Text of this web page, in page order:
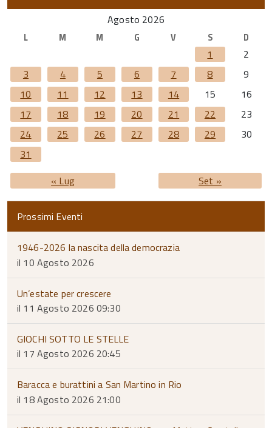
Agosto 2026
L M M G V S D
1
2
3
4 5 6 7 8
9
10
11 12 13 14 15
16
17
18 19 20 21 22
23
24
25 26 27 28 29
30
31
« Lug
Set »
Prossimi Eventi
1946-2026 la nascita della democrazia
il 10 Agosto 2026
Un’estate per crescere
il 11 Agosto 2026 09:30
GIOCHI SOTTO LE STELLE
il 17 Agosto 2026 20:45
Baracca e burattini a San Martino in Rio
il 18 Agosto 2026 21:00